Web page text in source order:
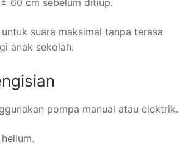
suara maksimal tanpa terasa
anak sekolah.
pompa manual atau elektrik.